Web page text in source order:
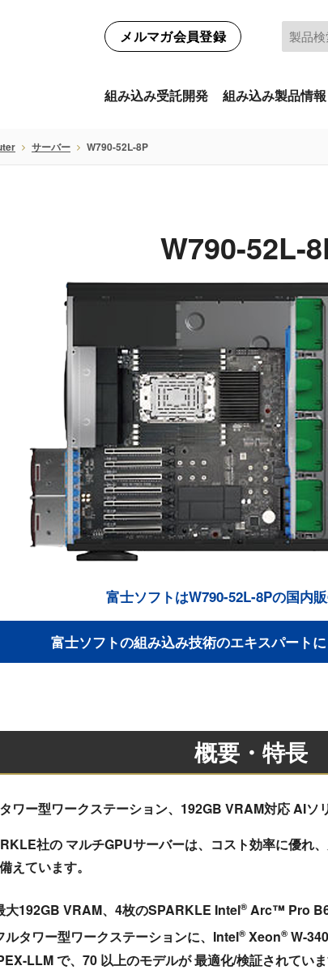
メルマガ会員登録
組み込み受託開発 組み込み製品情報
サーバー W790-52L-8P
W790-52L-
富士ソフトはW790-52L-8Pの国内
富士ソフトの組み込み技術のエキスパート
概要・特長
ワー型ワークステーション、192GB VRAM対応 AIソ
社の マルチGPUサーバーは、コスト効率に優れ
えています。
大192GB VRAM、4枚のSPARKLE Intel®Arc™ Pro
ルタワー型ワークステーションに、Intel®Xeon®W-
LLM で、70 以上のモデルが 最適化/検証されてい